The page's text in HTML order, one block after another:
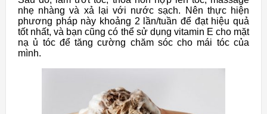
nhẹ nhàng và xả lại với nước sạch. Nên thực hiện
phương pháp này khoảng 2 lần/tuần để đạt hiệu quả
tốt nhất, và bạn cũng có thể sử dụng vitamin E cho mặt
nạ ủ tóc để tăng cường chăm sóc cho mái tóc của
mình.